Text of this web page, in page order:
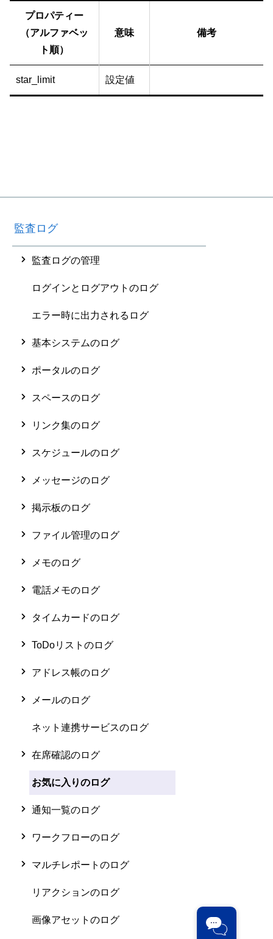
プロパティー
（アルファベッ
ト順）
意味 備考
star_limit 設定値
監査ログ
監査ログの管理
ログインとログアウトのログ
エラー時に出力されるログ
基本システムのログ
ポータルのログ
スペースのログ
リンク集のログ
スケジュールのログ
メッセージのログ
掲示板のログ
ファイル管理のログ
メモのログ
電話メモのログ
タイムカードのログ
ToDoリストのログ
アドレス帳のログ
メールのログ
ネット連携サービスのログ
在席確認のログ
お気に入りのログ
通知一覧のログ
ワークフローのログ
マルチレポートのログ
リアクションのログ
画像アセットのログ